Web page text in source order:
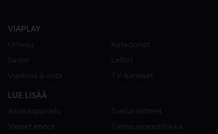
VIAPLAY
Urheilu
Kategoriat
Sarjat
Leffat
Vuokraa & osta
TV-kanavat
LUE LISÄÄ
Asiakaspalvelu
Tuetut laitteet
Yleiset ehdot
Tietosuojapolitiikka